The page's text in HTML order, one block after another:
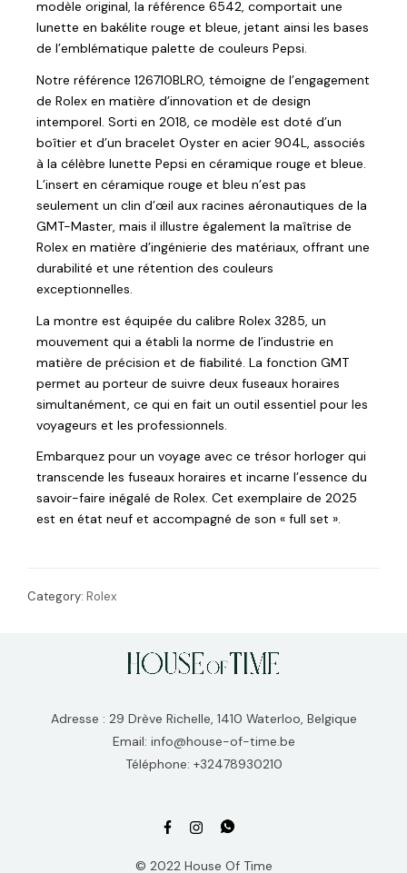
modèle original, la référence 6542, comportait une
lunette en bakélite rouge et bleue, jetant ainsi les bases
de l’emblématique palette de couleurs Pepsi.
Notre référence 126710BLRO, témoigne de l’engagement
de Rolex en matière d’innovation et de design
intemporel. Sorti en 2018, ce modèle est doté d’un
boîtier et d’un bracelet Oyster en acier 904L, associés
à la célèbre lunette Pepsi en céramique rouge et bleue.
L’insert en céramique rouge et bleu n’est pas
seulement un clin d’œil aux racines aéronautiques de la
GMT-Master, mais il illustre également la maîtrise de
Rolex en matière d’ingénierie des matériaux, offrant une
durabilité et une rétention des couleurs
exceptionnelles.
La montre est équipée du calibre Rolex 3285, un
mouvement qui a établi la norme de l’industrie en
matière de précision et de fiabilité. La fonction GMT
permet au porteur de suivre deux fuseaux horaires
simultanément, ce qui en fait un outil essentiel pour les
voyageurs et les professionnels.
Embarquez pour un voyage avec ce trésor horloger qui
transcende les fuseaux horaires et incarne l’essence du
savoir-faire inégalé de Rolex. Cet exemplaire de 2025
est en état neuf et accompagné de son « full set ».
Category: Rolex
Adresse : 29 Drève Richelle, 1410 Waterloo, Belgique
Email: info@house-of-time.be
Téléphone: +32478930210
© 2022 House Of Time